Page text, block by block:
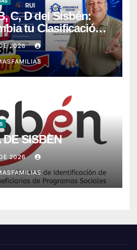
C, D del Sisbén:
tu Clasificación
2026
DE SISBEN
2026